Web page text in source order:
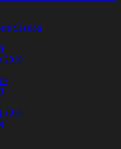
Session
2019
2018